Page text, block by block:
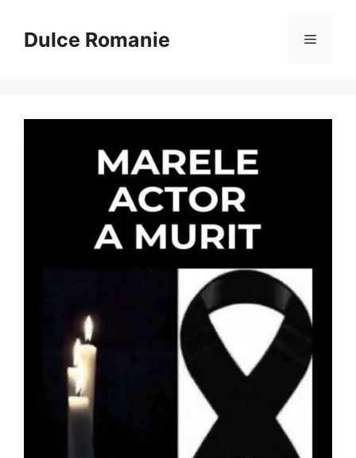
conținutDulce Romanie Meniu